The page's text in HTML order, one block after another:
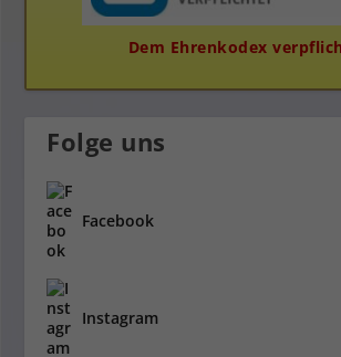
Dem Ehrenkodex
Folge uns
Facebook
Instagram